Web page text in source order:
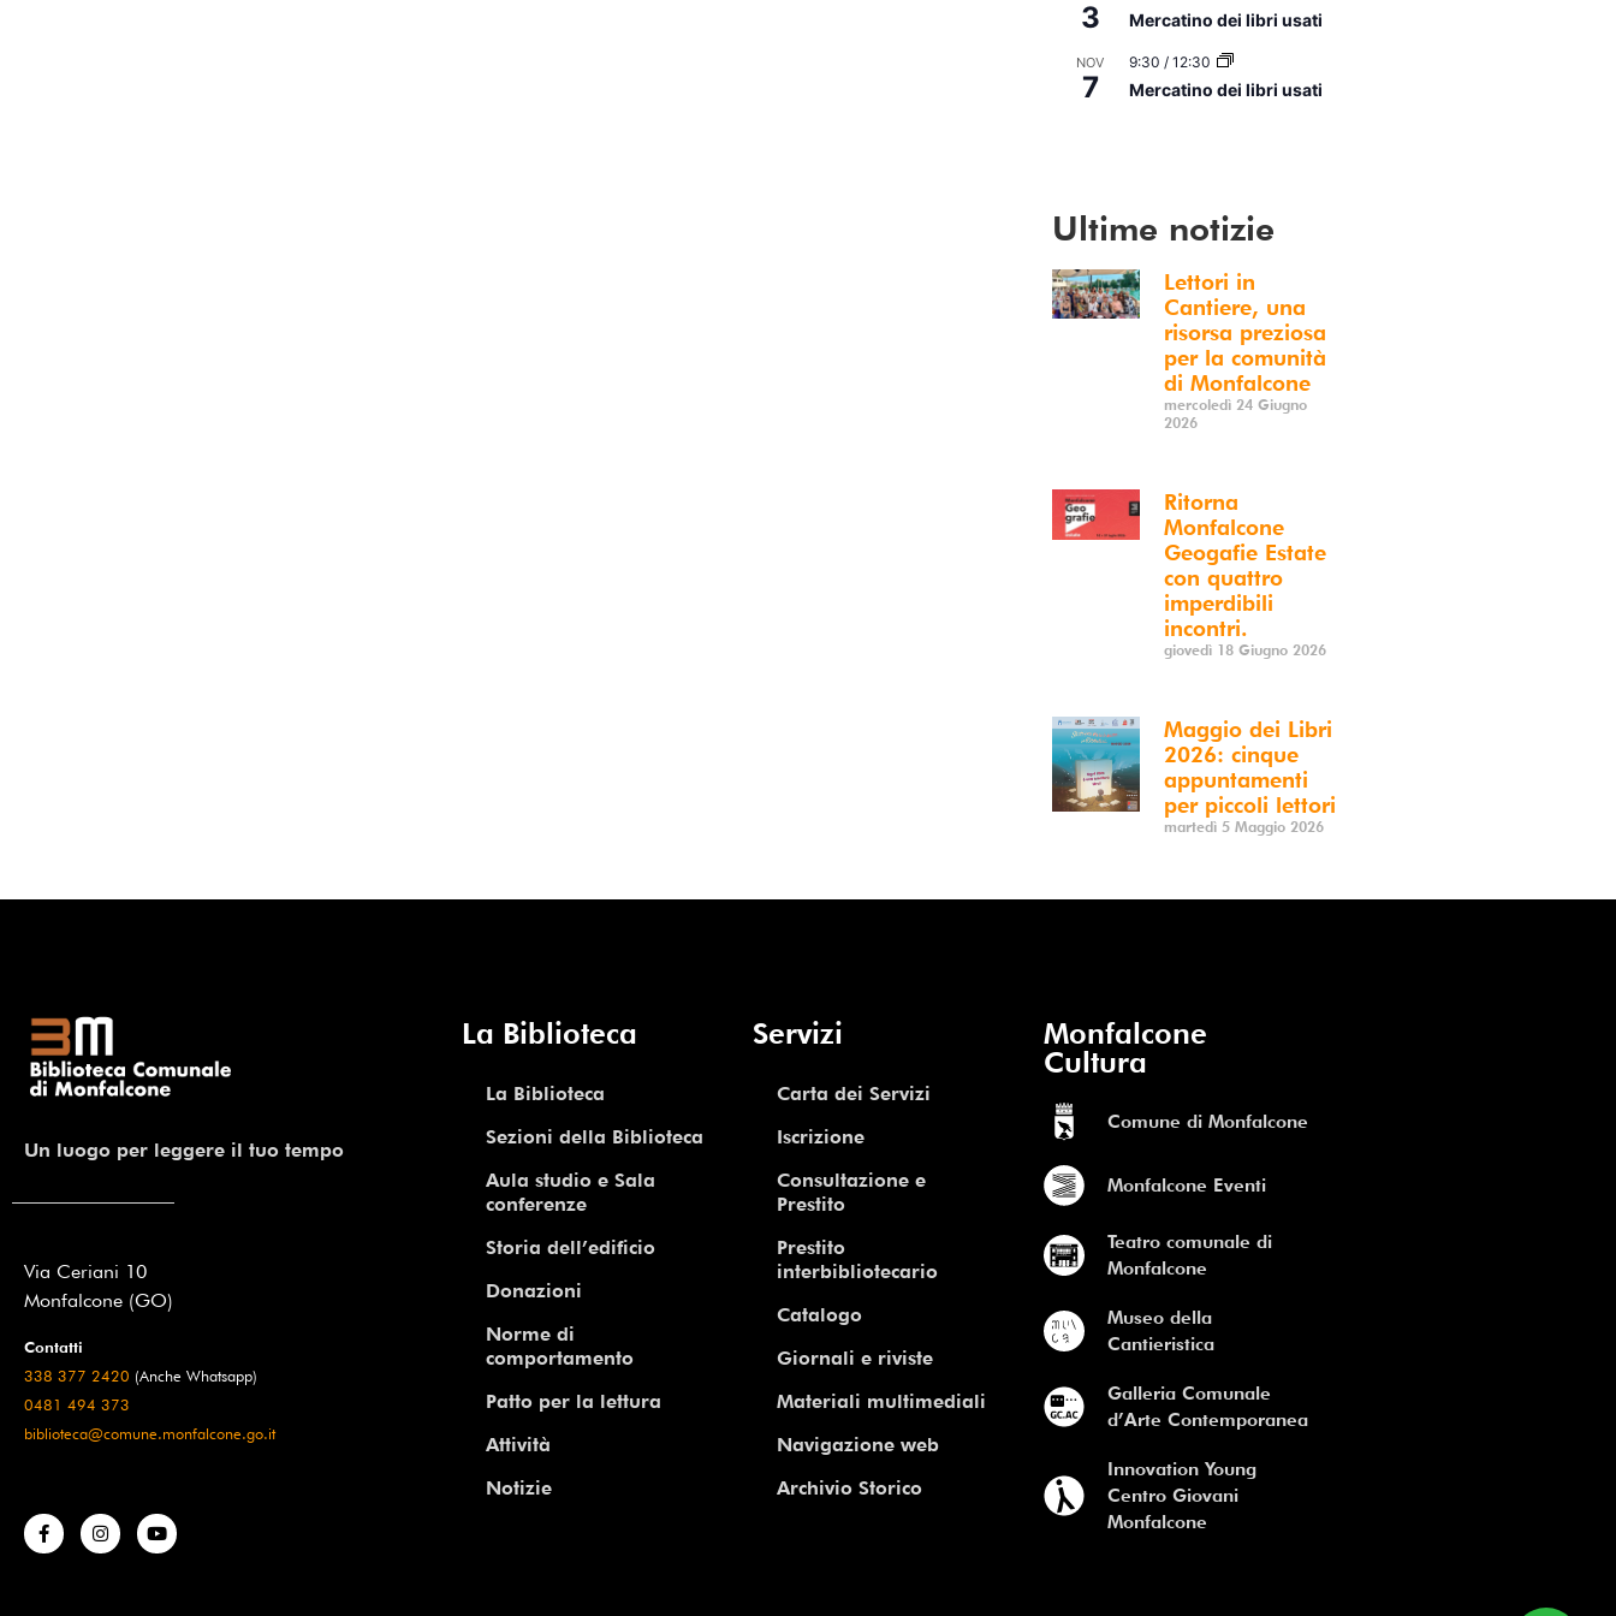
3 Mercatino dei libri usati
NOV
7
9:30 / 12:30
Mercatino dei libri usati
Ultime notizie
Lettori in
Cantiere, una
risorsa preziosa
per la comunità
di Monfalcone
mercoledì 24 Giugno
2026
Ritorna
Monfalcone
Geogafie Estate
con quattro
imperdibili
incontri.
giovedì 18 Giugno 2026
Maggio dei Libri
2026: cinque
appuntamenti
per piccoli lettori
martedì 5 Maggio 2026
Un luogo per leggere il tuo tempo
Via Ceriani 10
Monfalcone (GO)
Contatti
338 377 2420 (Anche Whatsapp)
0481 494 373
biblioteca@comune.monfalcone.go.it
La Biblioteca
La Biblioteca
Sezioni della Biblioteca
Aula studio e Sala
conferenze
Storia dell’edificio
Donazioni
Norme di
comportamento
Patto per la lettura
Attività
Notizie
Servizi
Carta dei Servizi
Iscrizione
Consultazione e
Prestito
Prestito
interbibliotecario
Catalogo
Giornali e riviste
Materiali multimediali
Navigazione web
Archivio Storico
Monfalcone
Cultura
Comune di Monfalcone
Monfalcone Eventi
Teatro comunale di
Monfalcone
Museo della
Cantieristica
Galleria Comunale
d’Arte Contemporanea
Innovation Young
Centro Giovani
Monfalcone